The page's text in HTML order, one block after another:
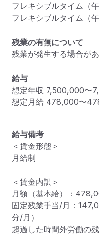
フレキシブルタイム（午
フレキシブルタイム（午
残業の有無について
残業が発生する場合が
給与
想定年収 7,500,000〜
想定月給 478,000〜
給与備考
＜賃金形態＞
月給制
＜賃金内訳＞
月額（基本給）：
固定残業手当/月：
分/月）
超過した時間外労働の